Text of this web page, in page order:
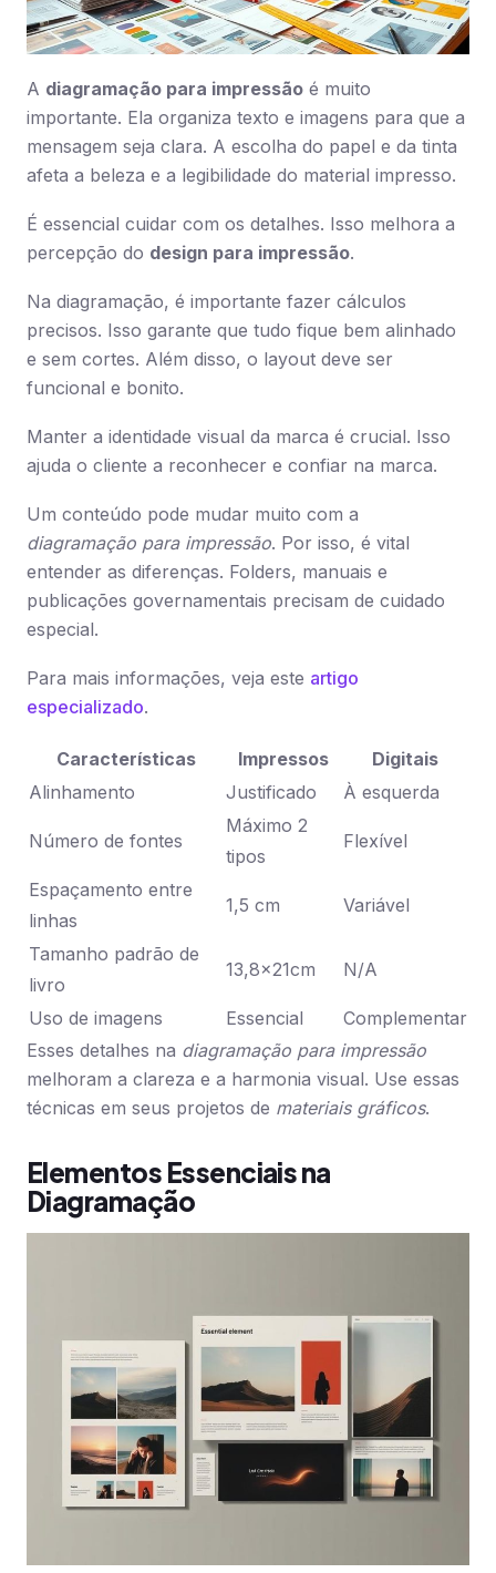
A diagramação para impressão é muito
importante. Ela organiza texto e imagens para que a
mensagem seja clara. A escolha do papel e da tinta
afeta a beleza e a legibilidade do material impresso.
É essencial cuidar com os detalhes. Isso melhora a
percepção do design para impressão.
Na diagramação, é importante fazer cálculos
precisos. Isso garante que tudo fique bem alinhado
e sem cortes. Além disso, o layout deve ser
funcional e bonito.
Manter a identidade visual da marca é crucial. Isso
ajuda o cliente a reconhecer e confiar na marca.
Um conteúdo pode mudar muito com a
diagramação para impressão. Por isso, é vital
entender as diferenças. Folders, manuais e
publicações governamentais precisam de cuidado
especial.
Para mais informações, veja este artigo
especializado.
Características Impressos
Digitais
Alinhamento
Justificado À esquerda
Número de fontes
Máximo 2
tipos
Flexível
Espaçamento entre
linhas
1,5 cm Variável
Tamanho padrão de
livro
13,8x21cm N/A
Uso de imagens Essencial
Complementar
Esses detalhes na diagramação para impressão
melhoram a clareza e a harmonia visual. Use essas
técnicas em seus projetos de materiais gráficos.
Elementos Essenciais na
Diagramação